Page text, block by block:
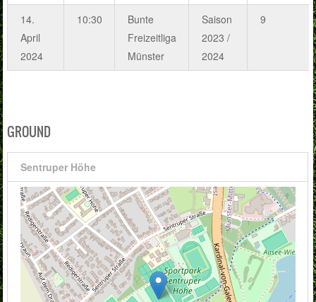
14.
April
2024
10:30
Bunte
Freizeitliga
Münster
Saison
2023 /
2024
9
GROUND
Sentruper Höhe